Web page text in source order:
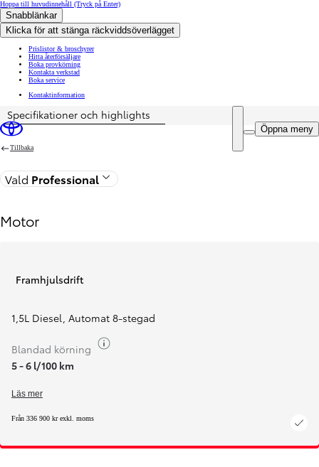
Hoppa till huvudinnehåll (Tryck på Enter)
Snabblänkar
Klicka för att stänga räckviddsöverlägget
Prislistor & broschyrer
Hitta återförsäljare
Boka provkörning
Kontakta verkstad
Boka service
Kontaktinformation
Öppna meny
Specifikationer och highlights
Tillbaka
Vald Professional
Motor
Framhjulsdrift
1,5L Diesel, Automat 8-stegad
Blandad körning
5 - 6 l/100 km
Läs mer
Från 336 900 kr exkl. moms